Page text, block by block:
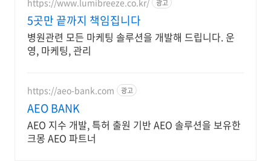
광고
5곳만 끝까지 책임집니다
병원관련 모든 마케팅 솔루션을 개발해 드립니다. 운
영, 마케팅, 관리
https://aeo-bank.com 광고
AEO BANK
AEO 지수 개발, 특허 출원 기반 AEO 솔루션을 보유한
크몽 AEO 파트너